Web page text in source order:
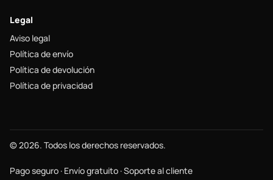
Legal
Aviso legal
Política de envío
Política de devolución
Política de privacidad
© 2026. Todos los derechos reservados.
Pago seguro · Envío gratuito · Soporte al cliente